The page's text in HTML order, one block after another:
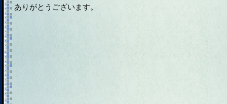
ありがとうございます。